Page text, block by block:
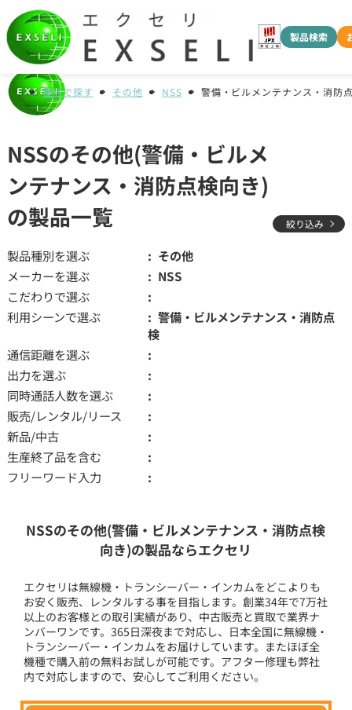
製品検索
種別で探す その他 NSS 警備・ビルメンテナンス・消防
NSSのその他(警備・ビルメ
ンテナンス・消防点検向き)
の製品一覧
絞り込み
製品種別を選ぶ
その他
メーカーを選ぶ
NSS
こだわりで選ぶ
利用シーンで選ぶ
警備・ビルメンテナンス・消防点
検
通信距離を選ぶ
出力を選ぶ
同時通話人数を選ぶ
販売/レンタル/リース
新品/中古
生産終了品を含む
フリーワード入力
NSSのその他(警備・ビルメンテナンス・消防点検
向き)の製品ならエクセリ
エクセリは無線機・トランシーバー・インカムをどこよりも
お安く販売、レンタルする事を目指します。創業34年で7万社
以上のお客様との取引実績があり、中古販売と買取で業界ナ
ンバーワンです。365日深夜まで対応し、日本全国に無線機・
トランシーバー・インカムをお届けしています。またほぼ全
機種で購入前の無料お試しが可能です。アフター修理も弊社
内で対応しますので、安心してご利用ください。